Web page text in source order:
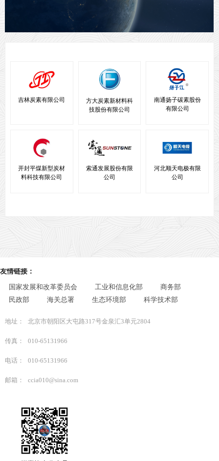
吉林炭素有限公司
方大炭素新材料科
技股份有限公司
南通扬子碳素股份
有限公司
开封平煤新型炭材
料科技有限公司
索通发展股份有限
公司
河北顺天电极有限
公司
友情链接：
国家发展和改革委员会 工业和信息化部
商务部
民政部
海关总署 生态环境部 科学技术部
地址： 北京市朝阳区大屯路317号金泉汇3单元2804
传真： 010-65131966
电话： 010-65131966
邮箱： ccia010@sina.com